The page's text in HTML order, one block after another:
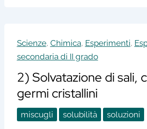
Scienze, Chimica, Esperimenti,
secondaria di II grado
2) Solvatazione di sali,
germi cristallini
miscugli solubilità soluzioni